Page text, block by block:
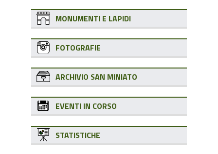
MONUMENTI E LAPIDI
FOTOGRAFIE
ARCHIVIO SAN MINIATO
EVENTI IN CORSO
STATISTICHE